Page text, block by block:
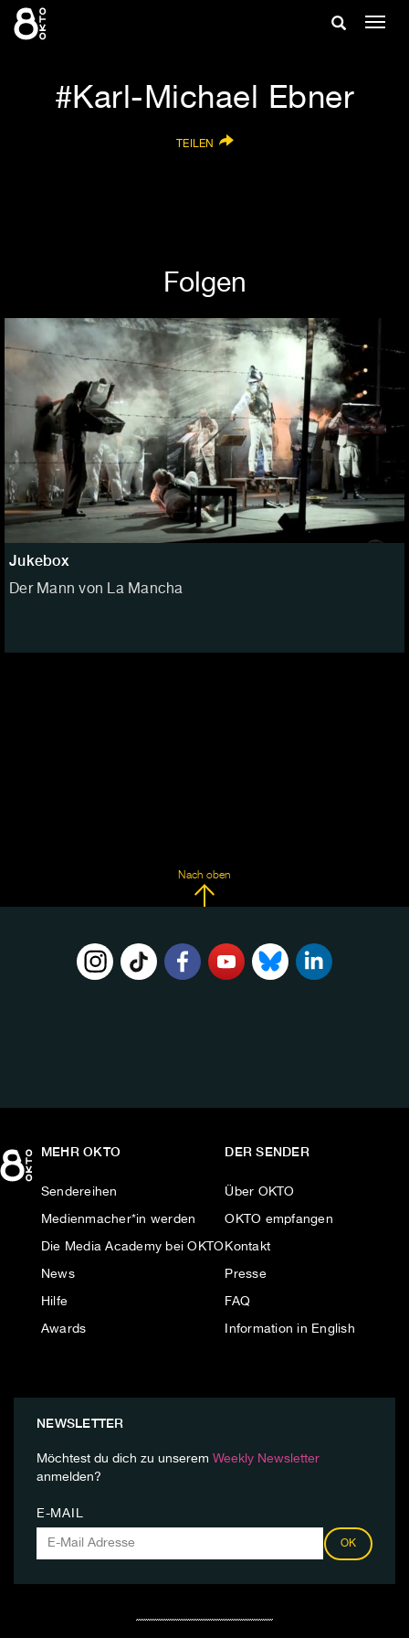
Zum
Inhalt
Suche
Karl-Michael Ebner
TEILEN
Folgen
Jukebox
Der Mann von La Mancha
Nach oben
MEHR OKTO
Sendereihen
Medienmacher*in werden
Die Media Academy bei OKTO
News
Hilfe
Awards
DER SENDER
Über OKTO
OKTO empfangen
Kontakt
Presse
FAQ
Information in English
NEWSLETTER
Möchtest du dich zu unserem Weekly Newsletter
anmelden?
E-MAIL
OK